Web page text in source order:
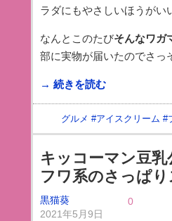
ラダにもやさしいほうがい
なんとこのたびそんなワガ
部に実物が届いたのでさっ
→ 続きを読む
グルメ #アイスクリーム #
キッコーマン豆
フワ系のさっぱ
黒猫葵
2021年5月9日
0